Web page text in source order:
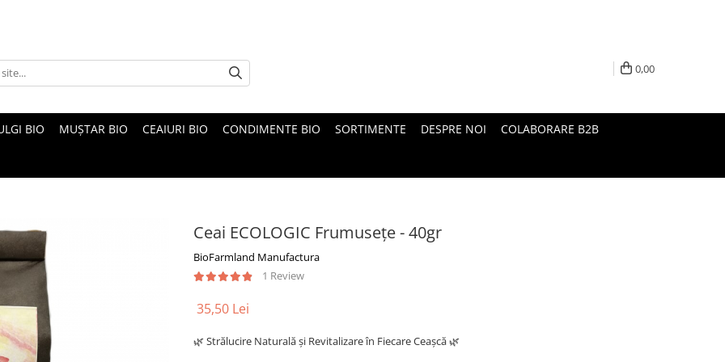
0,00
BIO MUȘTAR BIO CEAIURI BIO CONDIMENTE BIO SORTIMENTE DESPRE NOI COLABORARE B2B
Ceai ECOLOGIC Frumusețe - 40gr
BioFarmland Manufactura
1 Review
35,50 Lei
🌿 Strălucire Naturală și Revitalizare în Fiecare Ceașcă 🌿